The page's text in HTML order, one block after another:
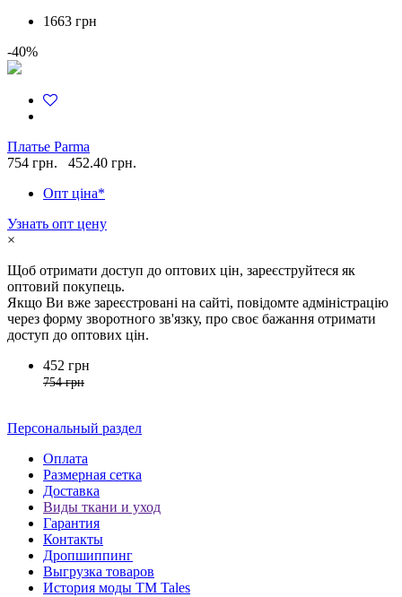
1663 грн
-40%
Платье Parma
754 грн.
452.40 грн.
Опт ціна*
Узнать опт цену
×
Щоб отримати доступ до оптових цін, зареєструйтеся як
оптовий покупець.
Якщо Ви вже зареєстровані на сайті, повідомте адміністрацію
через форму зворотного зв'язку, про своє бажання отримати
доступ до оптових цін.
452 грн
754 грн
Персональный раздел
Оплата
Размерная сетка
Доставка
Виды ткани и уход
Гарантия
Контакты
Дропшиппинг
Выгрузка товаров
История моды ТМ Tales